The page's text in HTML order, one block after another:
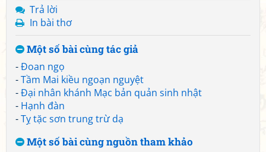
Trả lời
In bài thơ
Một số bài cùng tác giả
-Đoan ngọ
-Tầm Mai kiều ngoạn nguyệt
-Đại nhân khánh Mạc bản quản sinh nhật
- Hạnh đàn
-Tỵ tặc sơn trung trừ dạ
Một số bài cùng nguồn tham khảo